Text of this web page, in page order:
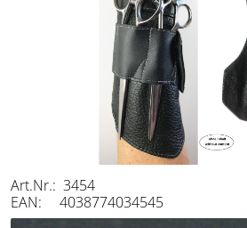
Left - Linkshand Scheren
Messer / Klingen
Feather
Art.Nr.: 3454
EAN: 4038774034545